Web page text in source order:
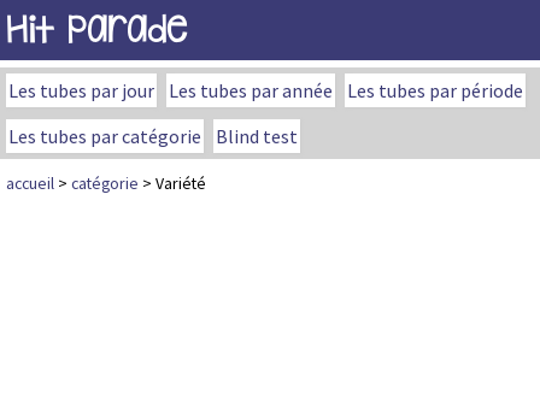
Hit Parade
Les tubes par jour Les tubes par année
Les tubes par période
Les tubes par catégorie
Blind test
accueil > catégorie > Variété